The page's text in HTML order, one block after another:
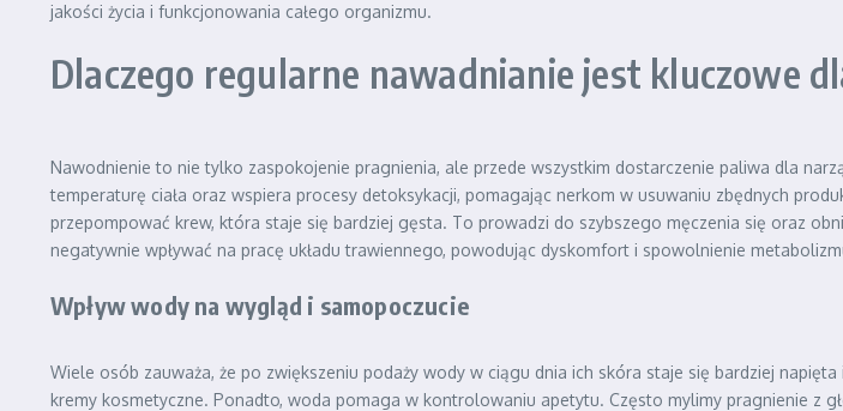
jakości życia i funkcjonowania całego organizmu.
Dlaczego regularne nawadnianie jest kluczowe
Nawodnienie to nie tylko zaspokojenie pragnienia, ale przede wszystkim dostarczenie paliwa dla
temperaturę ciała oraz wspiera procesy detoksykacji, pomagając nerkom w usuwaniu zbędnych
przepompować krew, która staje się bardziej gęsta. To prowadzi do szybszego męczenia się oraz
negatywnie wpływać na pracę układu trawiennego, powodując dyskomfort i spowolnienie
Wpływ wody na wygląd i samopoczucie
Wiele osób zauważa, że po zwiększeniu podaży wody w ciągu dnia ich skóra staje się bardziej
kremy kosmetyczne. Ponadto, woda pomaga w kontrolowaniu apetytu. Często mylimy pragnienie z